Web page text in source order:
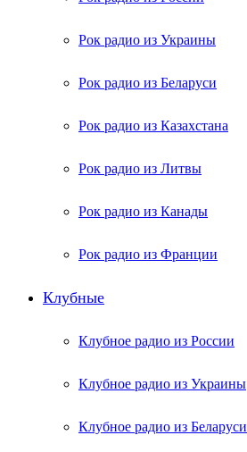
Рок радио из Украины
Рок радио из Беларуси
Рок радио из Казахстана
Рок радио из Литвы
Рок радио из Канады
Рок радио из Франции
Клубные
Клубное радио из России
Клубное радио из Украины
Клубное радио из Беларуси